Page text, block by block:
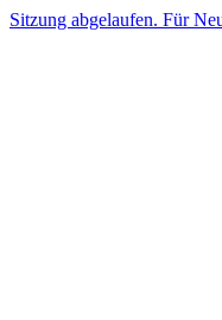
Sitzung abgelaufen. Für